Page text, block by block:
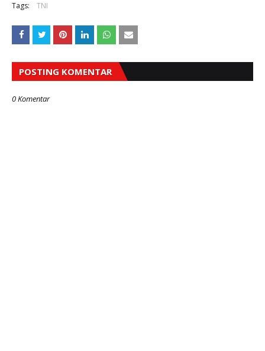
Tags: TNI
POSTING KOMENTAR
0 Komentar